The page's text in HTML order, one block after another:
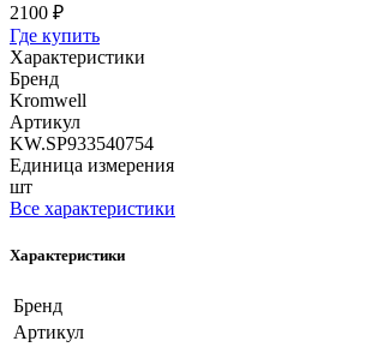
2100 ₽
Где купить
Характеристики
Бренд
Kromwell
Артикул
KW.SP933540754
Единица измерения
шт
Все характеристики
Характеристики
Бренд
Артикул